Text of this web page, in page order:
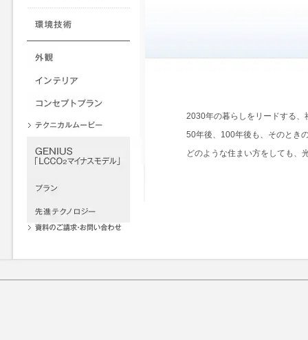
2030年の暮らしをリードする
50年後、100年後も、そのとき
どのような住まい方をしても、